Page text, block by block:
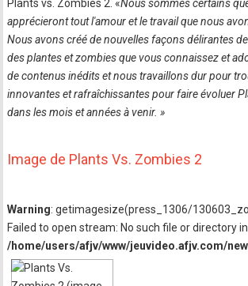
Plants vs. Zombies 2. «Nous sommes certains
apprécieront tout l'amour et le travail que nous
Nous avons créé de nouvelles façons délirantes
des plantes et zombies que vous connaissez et
de contenus inédits et nous travaillons dur pour
innovantes et rafraîchissantes pour faire évoluer
dans les mois et années à venir. »
Image de Plants Vs. Zombies 2
Warning: getimagesize(press_1306/
Failed to open stream: No such file or directory in
/home/users/afjv/www/jeuvideo.afjv.com/